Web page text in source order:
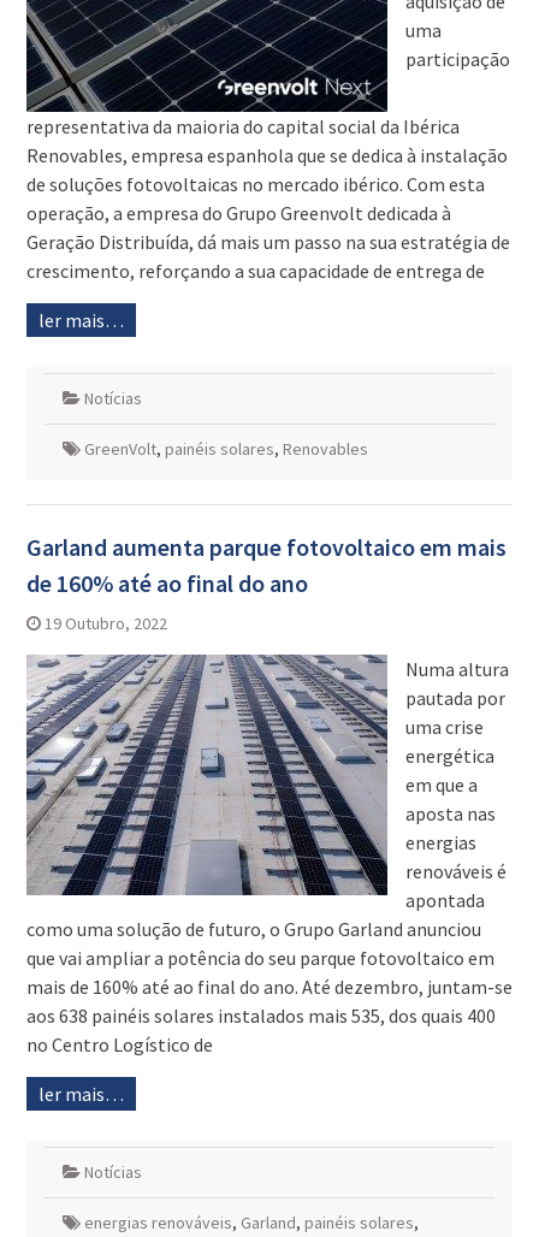
uma
participação
representativa da maioria do capital social da Ibérica
Renovables, empresa espanhola que se dedica à instalação
de soluções fotovoltaicas no mercado ibérico. Com esta
operação, a empresa do Grupo Greenvolt dedicada à
Geração Distribuída, dá mais um passo na sua estratégia de
crescimento, reforçando a sua capacidade de entrega de
ler mais…
Notícias
GreenVolt, painéis solares, Renovables
Garland aumenta parque fotovoltaico em mais
de 160% até ao final do ano
19 Outubro, 2022
Numa altura
pautada por
uma crise
energética
em que a
aposta nas
energias
renováveis é
apontada
como uma solução de futuro, o Grupo Garland anunciou
que vai ampliar a potência do seu parque fotovoltaico em
mais de 160% até ao final do ano. Até dezembro, juntam-se
aos 638 painéis solares instalados mais 535, dos quais 400
no Centro Logístico de
ler mais…
Notícias
energias renováveis, Garland, painéis solares,